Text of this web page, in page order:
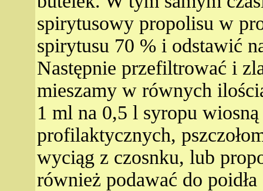
spirytusowy propolisu w
spirytusu 70 % i odstawić
Następnie przefiltrować i
mieszamy w równych
1 ml na 0,5 l syropu
profilaktycznych,
wyciąg z czosnku, lub
również podawać do